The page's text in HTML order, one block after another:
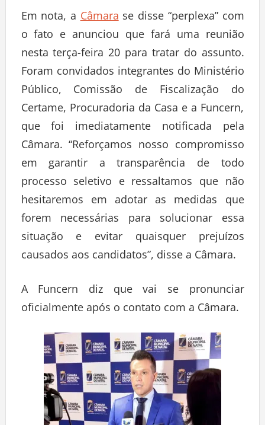
Em nota, aCâmarase disse “perplexa” com
o fato e anunciou que fará uma reunião
nesta terça-feira 20 para tratar do assunto.
Foram convidados integrantes do Ministério
Público, Comissão de Fiscalização do
Certame, Procuradoria da Casa e a Funcern,
que foi imediatamente notificada pela
Câmara. “Reforçamos nosso compromisso
em garantir a transparência de todo
processo seletivo e ressaltamos que não
hesitaremos em adotar as medidas que
forem necessárias para solucionar essa
situação e evitar quaisquer prejuízos
causados aos candidatos”, disse a Câmara.
A Funcern diz que vai se pronunciar
oficialmente após o contato com a Câmara.